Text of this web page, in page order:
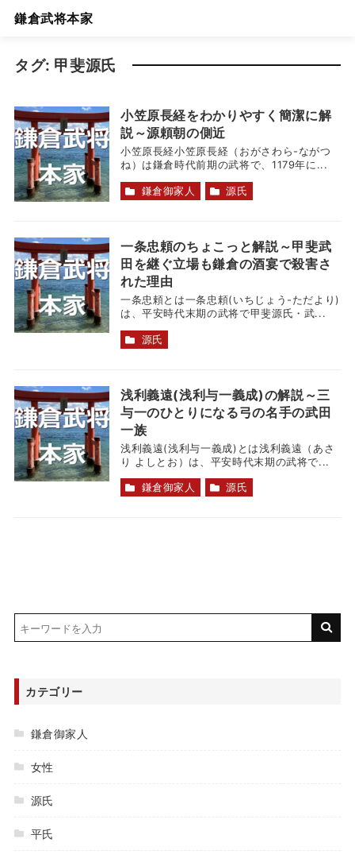
鎌倉武将本家
タグ: 甲斐源氏
小笠原長経をわかりやすく簡潔に解
説～源頼朝の側近
小笠原長経小笠原長経（おがさわら-ながつ
ね）は鎌倉時代前期の武将で、1179年に...
鎌倉御家人 源氏
一条忠頼のちょこっと解説～甲斐武
田を継ぐ立場も鎌倉の酒宴で殺害さ
れた理由
一条忠頼とは一条忠頼(いちじょう-ただより)
は、平安時代末期の武将で甲斐源氏・武...
源氏
浅利義遠(浅利与一義成)の解説～三
与一のひとりになる弓の名手の武田
一族
浅利義遠(浅利与一義成)とは浅利義遠（あさ
り よしとお）は、平安時代末期の武将で...
鎌倉御家人 源氏
カテゴリー
鎌倉御家人
女性
源氏
平氏